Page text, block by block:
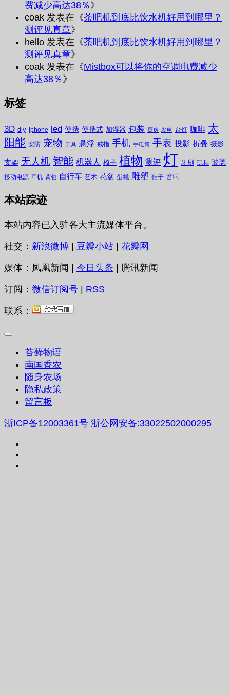
费减少高达38％ 》
coak 发表在《茶吧机到底比饮水机好用到哪里？
测评见真章》
hello 发表在《茶吧机到底比饮水机好用到哪里？
测评见真章》
coak 发表在《Mistbox可以将你的空调电费减少
高达38％ 》
标签
3D diy iphone led 便携 便携式 加湿器 包装 厨房 发电 台灯 咖啡 太
阳能 安防 宠物 工具 悬浮 戒指 手机 手电筒 手表 投影 折叠 摄影
支架 无人机 智能 机器人 椅子 植物 测评 灯 牙刷 玩具 玻璃
移动电源 耳机 背包 自行车 艺术 花盆 蛋糕 雕塑 鞋子 音响
本站踪迹
本站内容已入驻各大主流媒体平台。
社交： 新浪微博 | 豆瓣小站 | 花瓣网
媒体：凤凰新闻 | 今日头条 | 腾讯新闻
订阅： 微信订阅号 | RSS
联系：
苔藓物语
南国香农
随身农场
隐私政策
留言板
浙ICP备12003361号 浙公网安备:33022502000295